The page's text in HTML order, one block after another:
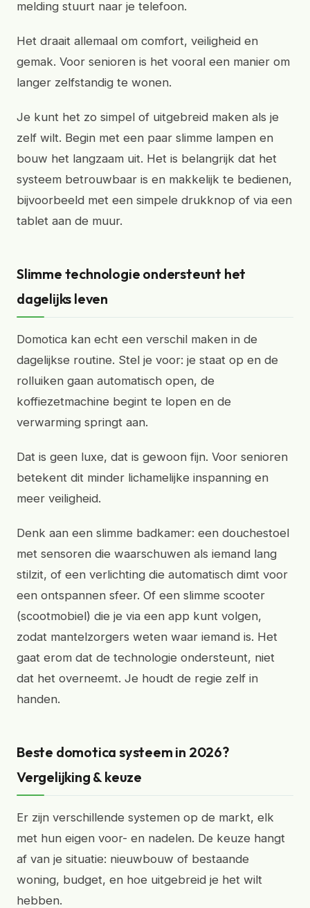
melding stuurt naar je telefoon.
Het draait allemaal om comfort, veiligheid en
gemak. Voor senioren is het vooral een manier om
langer zelfstandig te wonen.
Je kunt het zo simpel of uitgebreid maken als je
zelf wilt. Begin met een paar slimme lampen en
bouw het langzaam uit. Het is belangrijk dat het
systeem betrouwbaar is en makkelijk te bedienen,
bijvoorbeeld met een simpele drukknop of via een
tablet aan de muur.
Slimme technologie ondersteunt het
dagelijks leven
Domotica kan echt een verschil maken in de
dagelijkse routine. Stel je voor: je staat op en de
rolluiken gaan automatisch open, de
koffiezetmachine begint te lopen en de
verwarming springt aan.
Dat is geen luxe, dat is gewoon fijn. Voor senioren
betekent dit minder lichamelijke inspanning en
meer veiligheid.
Denk aan een slimme badkamer: een douchestoel
met sensoren die waarschuwen als iemand lang
stilzit, of een verlichting die automatisch dimt voor
een ontspannen sfeer. Of een slimme scooter
(scootmobiel) die je via een app kunt volgen,
zodat mantelzorgers weten waar iemand is. Het
gaat erom dat de technologie ondersteunt, niet
dat het overneemt. Je houdt de regie zelf in
handen.
Beste domotica systeem in 2026?
Vergelijking & keuze
Er zijn verschillende systemen op de markt, elk
met hun eigen voor- en nadelen. De keuze hangt
af van je situatie: nieuwbouw of bestaande
woning, budget, en hoe uitgebreid je het wilt
hebben.